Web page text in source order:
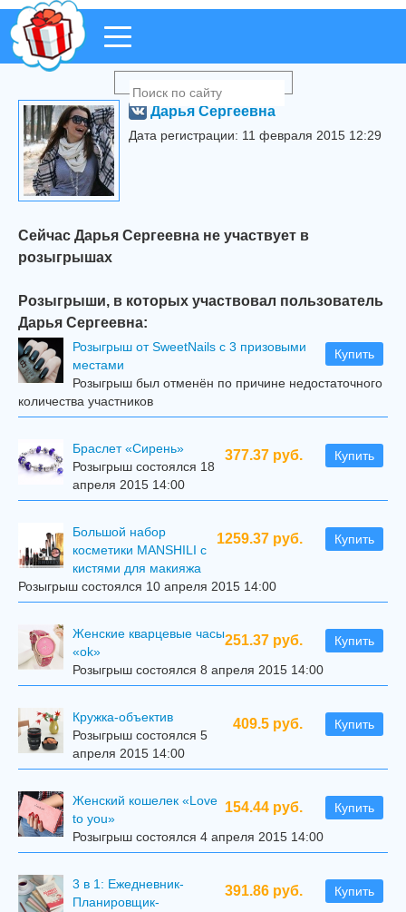
Дарья Сергеевна
Дата регистрации: 11 февраля 2015 12:29
Сейчас Дарья Сергеевна не участвует в
розыгрышах
Розыгрыши, в которых участвовал пользователь
Дарья Сергеевна:
Купить
Розыгрыш от SweetNails с 3 призовыми
местами
Розыгрыш был отменён по причине недостаточного
количества участников
377.37 руб. Купить
Браслет «Сирень»
Розыгрыш состоялся 18
апреля 2015 14:00
1259.37 руб. Купить
Большой набор
косметики MANSHILI с
кистями для макияжа
Розыгрыш состоялся 10 апреля 2015 14:00
251.37 руб. Купить
Женские кварцевые часы
«ok»
Розыгрыш состоялся 8 апреля 2015 14:00
409.5 руб. Купить
Кружка-объектив
Розыгрыш состоялся 5
апреля 2015 14:00
154.44 руб. Купить
Женский кошелек «Love
to you»
Розыгрыш состоялся 4 апреля 2015 14:00
391.86 руб. Купить
3 в 1: Ежедневник-
Планировщик-